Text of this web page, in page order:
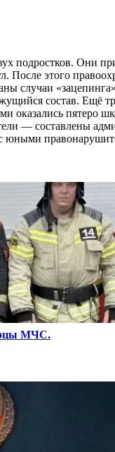
подростков. Они
этого
случаи
состав. Ещё
оказались пятеро
— составлены
юными
МЧС.